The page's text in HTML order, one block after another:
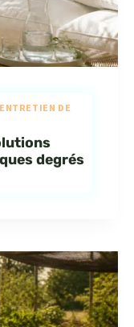
ENTRETIEN DE
degrés